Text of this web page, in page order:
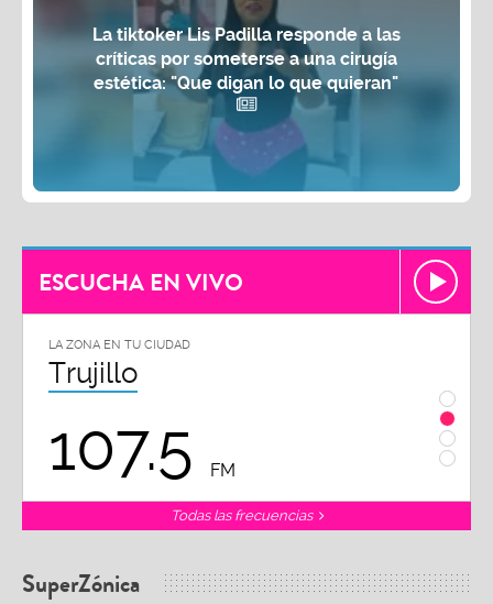
La tiktoker Lis Padilla responde a las
críticas por someterse a una cirugía
estética: "Que digan lo que quieran"
ESCUCHA EN VIVO
LA ZONA EN TU CIUDAD
Trujillo
107.5 FM
Todas las frecuencias
SuperZónica